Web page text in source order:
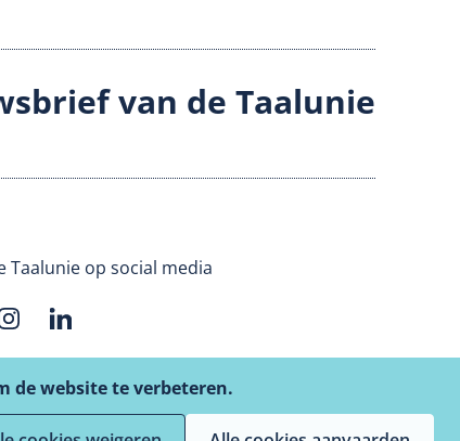
van de Taalunie
Taalunie op social media
de website te verbeteren.